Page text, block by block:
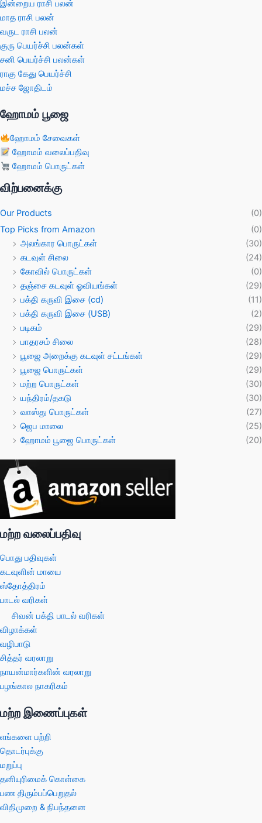
இன்றைய ராசி பலன்
மாத ராசி பலன்
வருட ராசி பலன்
குரு பெயர்ச்சி பலன்கள்
சனி பெயர்ச்சி பலன்கள்
ராகு கேது பெயர்ச்சி
மச்ச ஜோதிடம்
ஹோமம் பூஜை
ஹோமம் சேவைகள்
ஹோமம் வலைப்பதிவு
ஹோமம் பொருட்கள்
விற்பனைக்கு
Our Products
(0)
Top Picks from Amazon
(0)
அலங்கார பொருட்கள்
(30)
கடவுள் சிலை
(24)
கோவில் பொருட்கள்
(0)
தஞ்சை கடவுள் ஓவியங்கள்
(29)
பக்தி கருவி இசை (cd)
(11)
பக்தி கருவி இசை (USB)
(2)
படிகம்
(29)
பாதரசம் சிலை
(28)
பூஜை அறைக்கு கடவுள் சட்டங்கள்
(29)
பூஜை பொருட்கள்
(29)
மற்ற பொருட்கள்
(30)
யந்திரம்/தகடு
(30)
வாஸ்து பொருட்கள்
(27)
ஜெப மாலை
(25)
ஹோமம் பூஜை பொருட்கள்
(20)
மற்ற வலைப்பதிவு
பொது பதிவுகள்
கடவுளின் மாயை
ஸ்தோத்திரம்
பாடல் வரிகள்
சிவன் பக்தி பாடல் வரிகள்
விழாக்கள்
வழிபாடு
சித்தர் வரலாறு
நாயன்மார்களின் வரலாறு
பழங்கால நாகரிகம்
மற்ற இணைப்புகள்
எங்களை பற்றி
தொடர்புக்கு
மறுப்பு
தனியுரிமைக் கொள்கை
பண திரும்பப்பெறுதல்
விதிமுறை & நிபந்தனை